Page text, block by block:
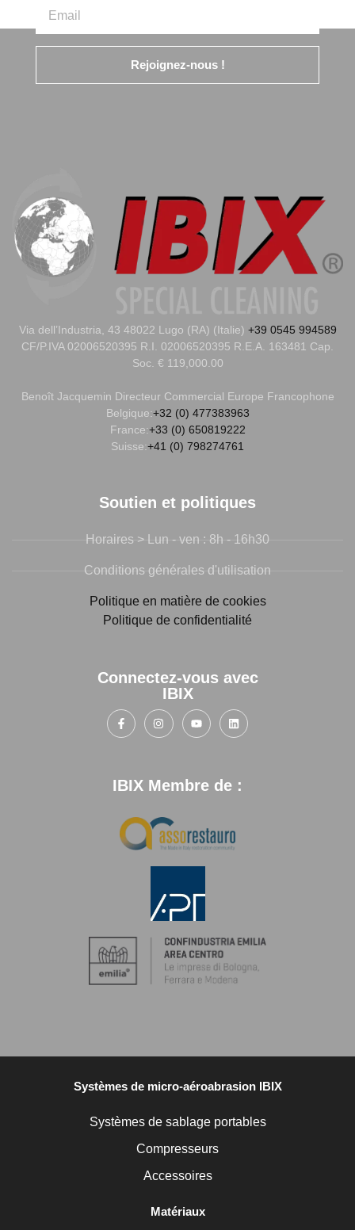
Rejoignez-nous !
Via dell’Industria, 43 48022 Lugo (RA) (Italie) +39 0545 994589
CF/P.IVA 02006520395 R.I. 02006520395 R.E.A. 163481 Cap.
Soc. € 119,000.00
Benoît Jacquemin Directeur Commercial Europe Francophone
Belgique:+32 (0) 477383963
France:+33 (0) 650819222
Suisse:+41 (0) 798274761
Soutien et politiques
Horaires > Lun - ven : 8h - 16h30
Conditions générales d'utilisation
Politique en matière de cookies
Politique de confidentialité
Connectez-vous avec
IBIX
IBIX Membre de :
Systèmes de micro-aéroabrasion IBIX
Systèmes de sablage portables
Compresseurs
Accessoires
Matériaux